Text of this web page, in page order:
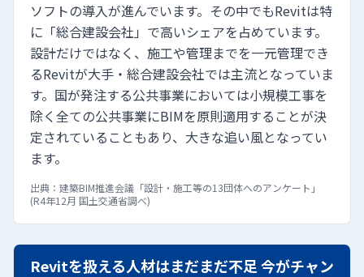
ソフトの導入が進んでいます。その中でもRevitは特
に「総合建設会社」で高いシェアを占めています。
設計だけではなく、施工や管理までを一元管理でき
るRevitが大手・総合建設会社では主流となっていま
す。国が発注する公共事業においては小規模工事を
除く全ての公共事業にBIMを原則適用することが決
定されていることもあり、大きな追い風となってい
ます。
出典：建築BIM推進会議「設計・施工等の13団体へのアンケート」
(R4年12月 国土交通省調べ)
Revitを扱える人材はまだまだ不足 今がチャン